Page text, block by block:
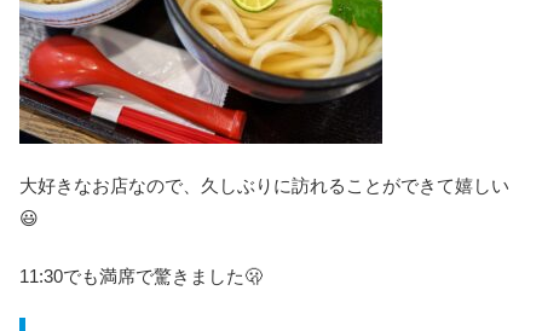
大好きなお店なので、久しぶりに訪れることができて嬉しい
😃
11:30でも満席で驚きました🫢